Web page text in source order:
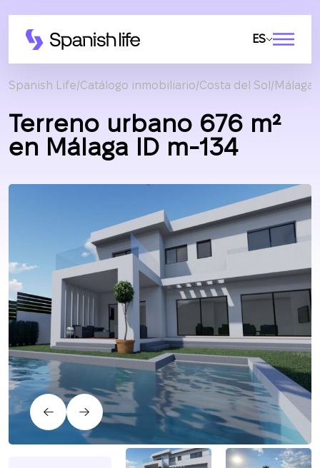
ES
Spanish Life Catálogo inmobiliario Costa del Sol Málaga
Terreno urbano 676 m²
en Málaga ID m-134